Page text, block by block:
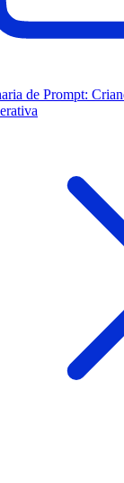
de Prompt: